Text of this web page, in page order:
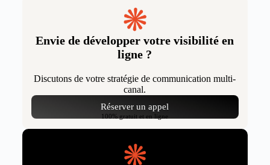
Envie de développer votre visibilité en
ligne ?
Discutons de votre stratégie de communication multi-
canal.
Réserver un appel
100% gratuit et en ligne